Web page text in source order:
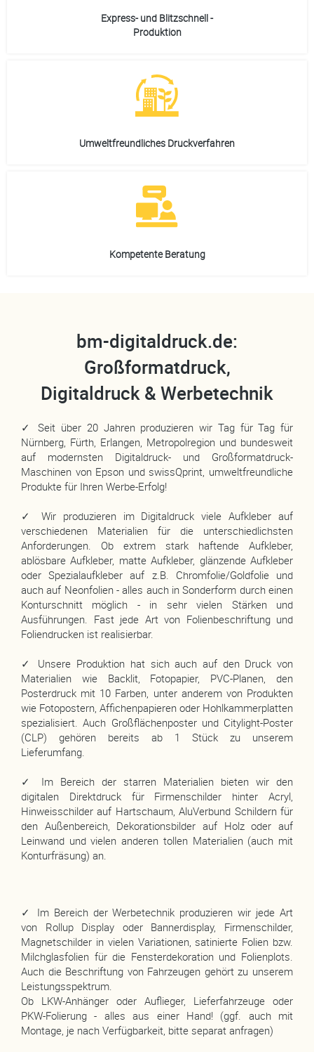
Express- und Blitzschnell -
Produktion
Umweltfreundliches Druckverfahren
Kompetente Beratung
bm-digitaldruck.de:
Großformatdruck,
Digitaldruck & Werbetechnik
✓ Seit über 20 Jahren produzieren wir Tag für Tag für
Nürnberg, Fürth, Erlangen, Metropolregion und bundesweit
auf modernsten Digitaldruck- und Großformatdruck-
Maschinen von Epson und swissQprint, umweltfreundliche
Produkte für Ihren Werbe-Erfolg!
✓ Wir produzieren im Digitaldruck viele Aufkleber auf
verschiedenen Materialien für die unterschiedlichsten
Anforderungen. Ob extrem stark haftende Aufkleber,
ablösbare Aufkleber, matte Aufkleber, glänzende Aufkleber
oder Spezialaufkleber auf z.B. Chromfolie/Goldfolie und
auch auf Neonfolien - alles auch in Sonderform durch einen
Konturschnitt möglich - in sehr vielen Stärken und
Ausführungen. Fast jede Art von Folienbeschriftung und
Foliendrucken ist realisierbar.
✓ Unsere Produktion hat sich auch auf den Druck von
Materialien wie Backlit, Fotopapier, PVC-Planen, den
Posterdruck mit 10 Farben, unter anderem von Produkten
wie Fotopostern, Affichenpapieren oder Hohlkammerplatten
spezialisiert. Auch Großflächenposter und Citylight-Poster
(CLP) gehören bereits ab 1 Stück zu unserem
Lieferumfang.
✓ Im Bereich der starren Materialien bieten wir den
digitalen Direktdruck für Firmenschilder hinter Acryl,
Hinweisschilder auf Hartschaum, AluVerbund Schildern für
den Außenbereich, Dekorationsbilder auf Holz oder auf
Leinwand und vielen anderen tollen Materialien (auch mit
Konturfräsung) an.
✓ Im Bereich der Werbetechnik produzieren wir jede Art
von Rollup Display oder Bannerdisplay, Firmenschilder,
Magnetschilder in vielen Variationen, satinierte Folien bzw.
Milchglasfolien für die Fensterdekoration und Folienplots.
Auch die Beschriftung von Fahrzeugen gehört zu unserem
Leistungsspektrum.
Ob LKW-Anhänger oder Auflieger, Lieferfahrzeuge oder
PKW-Folierung - alles aus einer Hand! (ggf. auch mit
Montage, je nach Verfügbarkeit, bitte separat anfragen)